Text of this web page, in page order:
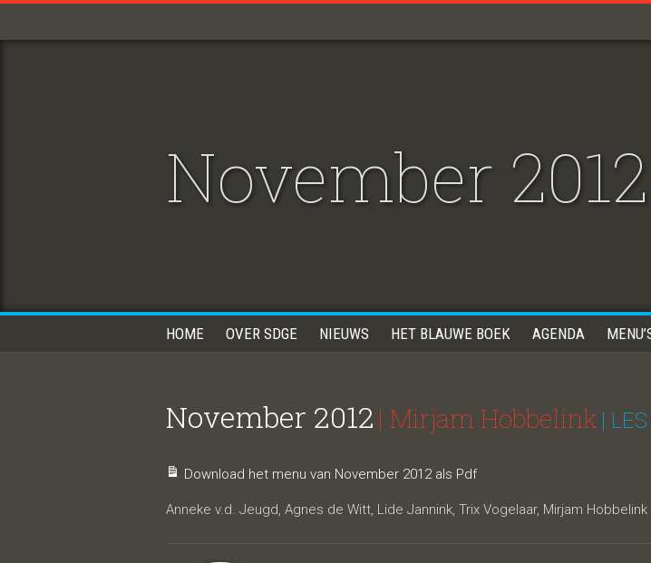
November 2012
HOME OVER SDGE NIEUWS HET BLAUWE BOEK AGENDA
November 2012 | Mirjam Hobbelink |
Download het menu van November 2012 als Pdf
Anneke v.d. Jeugd, Agnes de Witt, Lide Jannink, Trix Vogelaar, Mirjam Hobbelink